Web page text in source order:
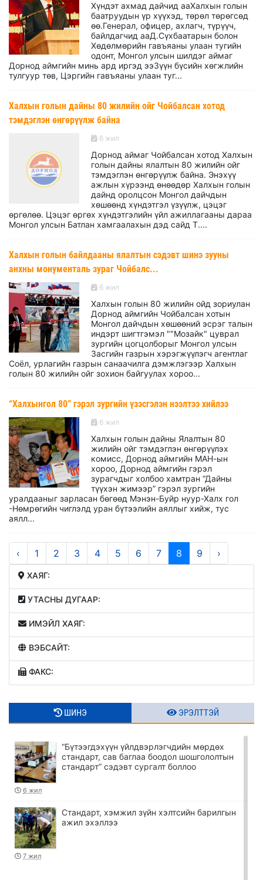
Хүндэт ахмад дайчид ааХалхын голын
баатруудын үр хүүхэд, төрөл төрөгсөд
өө.Генерал, офицер, ахлагч, түрүүч,
байлдагчид ааД.Сүхбаатарын болон
Хөдөлмөрийн гавъяаны улаан тугийн
одонт, Монгол улсын шилдэг аймаг
Дорнод аймгийн минь ард иргэд ээЗүүн бүсийн хөгжлийн
тулгуур төв, Цэргийн гавъяаны улаан туг...
Халхын голын дайны 80 жилийн ойг Чойбалсан хотод
тэмдэглэн өнгөрүүлж байна
6 жил
Дорнод аймаг Чойбалсан хотод Халхын
голын дайны ялалтын 80 жилийн ойг
тэмдэглэн өнгөрүүлж байна. Энэхүү
ажлын хүрээнд өнөөдөр Халхын голын
дайнд оролцсон Монгол дайчдын
хөшөөнд хүндэтгэл үзүүлж, цэцэг
өргөлөө. Цэцэг өргөх хүндэтгэлийн үйл ажиллагааны дараа
Монгол улсын Батлан хамгаалахын дэд сайд Т....
Халхын голын байлдааны ялалтын сэдэвт шинэ зууны
анхны монументаль зураг Чойбалс...
6 жил
Халхын голын 80 жилийн ойд зориулан
Дорнод аймгийн Чойбалсан хотын
Монгол дайчдын хөшөөний эсрэг талын
индэрт шигтгэмэл ""Мозайк" цуврал
зургийн цогцолборыг Монгол улсын
Засгийн газрын хэрэгжүүлэгч агентлаг
Соёл, урлагийн газрын санаачилга дэмжлэгээр Халхын
голын 80 жилийн ойг зохион байгуулах хороо...
“Халхынгол 80” гэрэл зургийн үзэсгэлэн нээлтээ хийлээ
6 жил
Халхын голын дайны Ялалтын 80
жилийн ойг тэмдэглэн өнгөрүүлэх
комисс, Дорнод аймгийн МАН-ын
хороо, Дорнод аймгийн гэрэл
зурагчдыг холбоо хамтран “Дайны
түүхэн жимээр” гэрэл зургийн
уралдааныг зарласан бөгөөд Мэнэн-Буйр нуур-Халх гол
-Нөмрөгийн чиглэлд уран бүтээлийн аяллыг хийж, тус
аялл...
‹ 1 2 3 4 5 6 7 8 9 ›
ХАЯГ:
УТАСНЫ ДУГААР:
ИМЭЙЛ ХАЯГ:
ВЭБСАЙТ:
ФАКС:
ШИНЭ ЭРЭЛТТЭЙ
“Бүтээгдэхүүн үйлдвэрлэгчдийн мөрдөх
стандарт, сав баглаа боодол шошгололтын
стандарт” сэдэвт сургалт боллоо
6 жил
Стандарт, хэмжил зүйн хэлтсийн барилгын
ажил эхэллээ
7 жил